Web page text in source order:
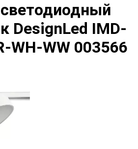
DesignLed IMD-
WH-WW 003566